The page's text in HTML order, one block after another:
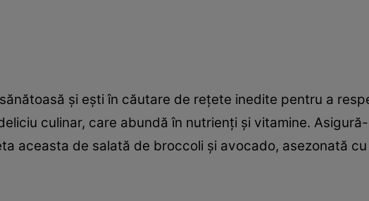
şi eşti în căutare de reţete inedite pentru a
culinar, care abundă în nutrienţi şi vitamine.
aceasta de salată de broccoli şi avocado, asezonată